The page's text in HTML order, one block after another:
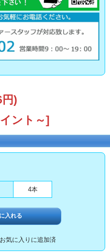
)
ント～]
4本
お気に入りに追加済